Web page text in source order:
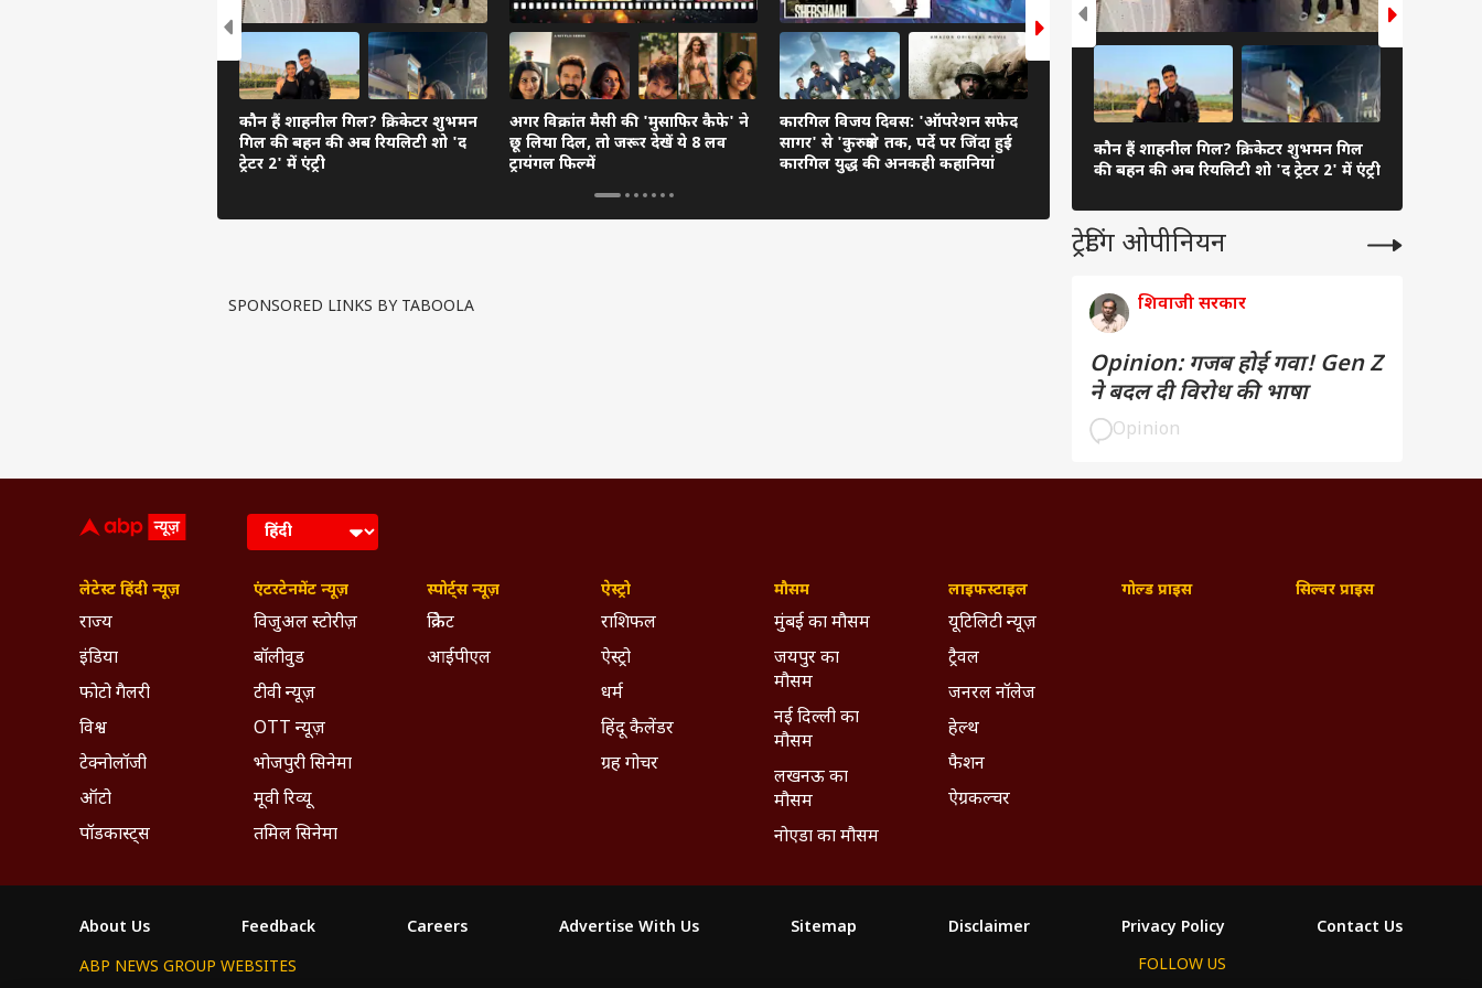
कौन हैं शाहनील गिल? क्रिकेटर शुभमन
गिल की बहन की अब रियलिटी शो 'द
ट्रेटर 2' में एंट्री
अगर विक्रांत मैसी की 'मुसाफिर कैफे' ने
छू लिया दिल, तो जरूर देखें ये 8 लव
ट्रायंगल फिल्में
कारगिल विजय दिवस: 'ऑपरेशन सफेद
सागर' से 'कुरुक्षेत्र' तक, पर्दे पर जिंदा हुई
कारगिल युद्ध की अनकही कहानियां
'लॉक अप 2' में कौन है सबसे अमीर?
राम कपूर से शिल्पा शिंदे तक जानिए
सभी की नेटवर्थ
क्या पति गौरव खन्ना से
चमोला का कुत्ता? 'लॉक
बड़ा बयान
SPONSORED LINKS BY TABOOLA
कौन हैं शाहनील गिल? क्रिकेटर शुभमन गिल
की बहन की अब रियलिटी शो 'द ट्रेटर 2' में एंट्री
ट्रेडिंग ओपीनियन
शिवाजी सरकार
Opinion: गजब होई गवा! Gen Z
ने बदल दी विरोध की भाषा
Opinion
लेटेस्ट हिंदी न्यूज़
राज्य
इंडिया
फोटो गैलरी
विश्व
टेक्नोलॉजी
ऑटो
पॉडकास्ट्स
एंटरटेनमेंट न्यूज़
विजुअल स्टोरीज़
बॉलीवुड
टीवी न्यूज़
OTT न्यूज़
भोजपुरी सिनेमा
मूवी रिव्यू
तमिल सिनेमा
स्पोर्ट्स न्यूज़
क्रिकेट
आईपीएल
ऐस्ट्रो
राशिफल
ऐस्ट्रो
धर्म
हिंदू कैलेंडर
ग्रह गोचर
मौसम
मुंबई का मौसम
जयपुर का
मौसम
नई दिल्ली का
मौसम
लखनऊ का
मौसम
नोएडा का मौसम
लाइफस्टाइल
यूटिलिटी न्यूज़
ट्रैवल
जनरल नॉलेज
हेल्थ
फैशन
ऐग्रकल्चर
गोल्ड प्राइस सिल्वर प्राइस
About Us Feedback Careers Advertise With Us Sitemap Disclaimer Privacy Policy
Contact Us
ABP NEWS GROUP WEBSITES
FOLLOW US